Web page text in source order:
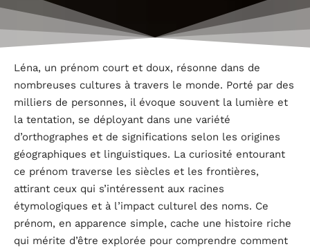
Léna, un prénom court et doux, résonne dans de
nombreuses cultures à travers le monde. Porté par des
milliers de personnes, il évoque souvent la lumière et
la tentation, se déployant dans une variété
d’orthographes et de significations selon les origines
géographiques et linguistiques. La curiosité entourant
ce prénom traverse les siècles et les frontières,
attirant ceux qui s’intéressent aux racines
étymologiques et à l’impact culturel des noms. Ce
prénom, en apparence simple, cache une histoire riche
qui mérite d’être explorée pour comprendre comment